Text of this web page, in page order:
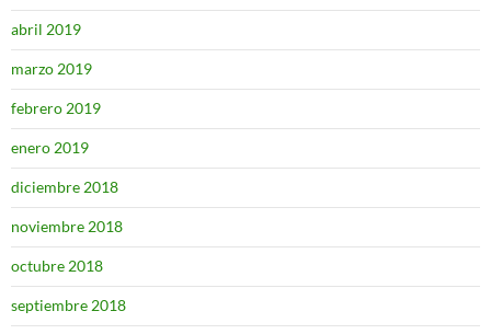
abril 2019
marzo 2019
febrero 2019
enero 2019
diciembre 2018
noviembre 2018
octubre 2018
septiembre 2018